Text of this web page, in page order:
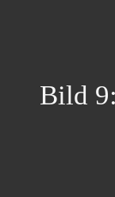
Bild